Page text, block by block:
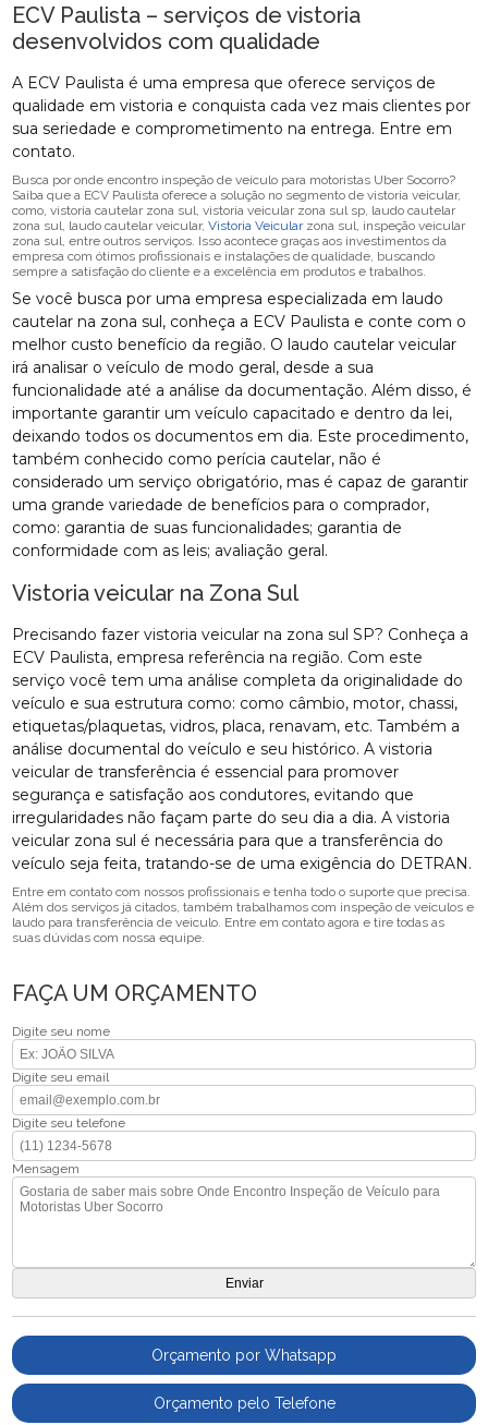
ECV Paulista – serviços de vistoria
desenvolvidos com qualidade
A ECV Paulista é uma empresa que oferece serviços de
qualidade em vistoria e conquista cada vez mais clientes por
sua seriedade e comprometimento na entrega. Entre em
contato.
Busca por onde encontro inspeção de veículo para motoristas Uber Socorro?
Saiba que a ECV Paulista oferece a solução no segmento de vistoria veicular,
como, vistoria cautelar zona sul, vistoria veicular zona sul sp, laudo cautelar
zona sul, laudo cautelar veicular,Vistoria Veicularzona sul, inspeção veicular
zona sul, entre outros serviços. Isso acontece graças aos investimentos da
empresa com ótimos profissionais e instalações de qualidade, buscando
sempre a satisfação do cliente e a excelência em produtos e trabalhos.
Se você busca por uma empresa especializada em laudo
cautelar na zona sul, conheça a ECV Paulista e conte com o
melhor custo benefício da região. O laudo cautelar veicular
irá analisar o veículo de modo geral, desde a sua
funcionalidade até a análise da documentação. Além disso, é
importante garantir um veículo capacitado e dentro da lei,
deixando todos os documentos em dia. Este procedimento,
também conhecido como perícia cautelar, não é
considerado um serviço obrigatório, mas é capaz de garantir
uma grande variedade de benefícios para o comprador,
como: garantia de suas funcionalidades; garantia de
conformidade com as leis; avaliação geral.
Vistoria veicular na Zona Sul
Precisando fazer vistoria veicular na zona sul SP? Conheça a
ECV Paulista, empresa referência na região. Com este
serviço você tem uma análise completa da originalidade do
veículo e sua estrutura como: como câmbio, motor, chassi,
etiquetas/plaquetas, vidros, placa, renavam, etc. Também a
análise documental do veículo e seu histórico. A vistoria
veicular de transferência é essencial para promover
segurança e satisfação aos condutores, evitando que
irregularidades não façam parte do seu dia a dia. A vistoria
veicular zona sul é necessária para que a transferência do
veículo seja feita, tratando-se de uma exigência do DETRAN.
Entre em contato com nossos profissionais e tenha todo o suporte que precisa.
Além dos serviços já citados, também trabalhamos com inspeção de veículos e
laudo para transferência de veiculo. Entre em contato agora e tire todas as
suas dúvidas com nossa equipe.
FAÇA UM ORÇAMENTO
Digite seu nome
Digite seu email
Digite seu telefone
Mensagem
Orçamento por Whatsapp
Orçamento pelo Telefone